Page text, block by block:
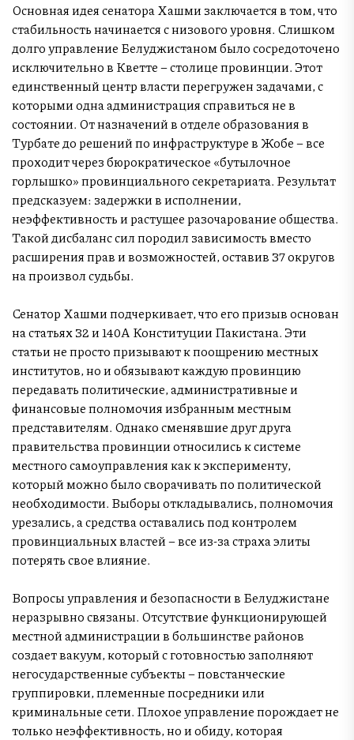
Основная идея сенатора Хашми заключается в том, что
стабильность начинается с низового уровня. Слишком
долго управление Белуджистаном было сосредоточено
исключительно в Кветте – столице провинции. Этот
единственный центр власти перегружен задачами, с
которыми одна администрация справиться не в
состоянии. От назначений в отделе образования в
Турбате до решений по инфраструктуре в Жобе – все
проходит через бюрократическое «бутылочное
горлышко» провинциального секретариата. Результат
предсказуем: задержки в исполнении,
неэффективность и растущее разочарование общества.
Такой дисбаланс сил породил зависимость вместо
расширения прав и возможностей, оставив 37 округов
на произвол судьбы.
Сенатор Хашми подчеркивает, что его призыв основан
на статьях 32 и 140A Конституции Пакистана. Эти
статьи не просто призывают к поощрению местных
институтов, но и обязывают каждую провинцию
передавать политические, административные и
финансовые полномочия избранным местным
представителям. Однако сменявшие друг друга
правительства провинции относились к системе
местного самоуправления как к эксперименту,
который можно было сворачивать по политической
необходимости. Выборы откладывались, полномочия
урезались, а средства оставались под контролем
провинциальных властей – все из-за страха элиты
потерять свое влияние.
Вопросы управления и безопасности в Белуджистане
неразрывно связаны. Отсутствие функционирующей
местной администрации в большинстве районов
создает вакуум, который с готовностью заполняют
негосударственные субъекты – повстанческие
группировки, племенные посредники или
криминальные сети. Плохое управление порождает не
только неэффективность, но и обиду, которая